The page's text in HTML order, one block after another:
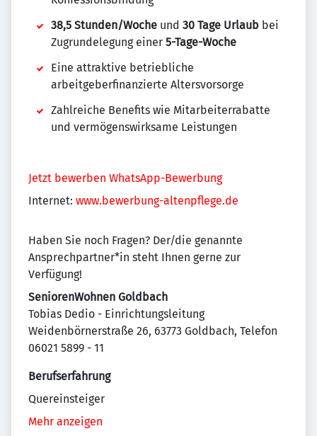
38,5 Stunden/Woche und 30 Tage Urlaub bei
Zugrundelegung einer 5-Tage-Woche
Eine attraktive betriebliche
arbeitgeberfinanzierte Altersvorsorge
Zahlreiche Benefits wie Mitarbeiterrabatte
und vermögenswirksame Leistungen
Jetzt bewerben WhatsApp-Bewerbung
Internet: www.bewerbung-altenpflege.de
Haben Sie noch Fragen? Der/die genannte
Ansprechpartner*in steht Ihnen gerne zur
Verfügung!
SeniorenWohnen Goldbach
Tobias Dedio - Einrichtungsleitung
Weidenbörnerstraße 26, 63773 Goldbach, Telefon
06021 5899 - 11
Berufserfahrung
Quereinsteiger
Mehr anzeigen